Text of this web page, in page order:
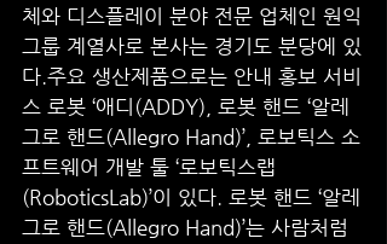
체와 디스플레이 분야 전문 업체인 원익
그룹 계열사로 본사는 경기도 분당에 있
다.주요 생산제품으로는 안내 홍보 서비
스 로봇 ‘애디(ADDY), 로봇 핸드 ‘알레
그로 핸드(Allegro Hand)’, 로보틱스 소
프트웨어 개발 툴 ‘로보틱스랩
(RoboticsLab)’이 있다. 로봇 핸드 ‘알레
그로 핸드(Allegro Hand)’는 사람처럼